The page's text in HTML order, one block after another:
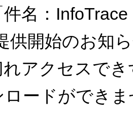
件名：
供開始のお知
アクセスで
ロードができ